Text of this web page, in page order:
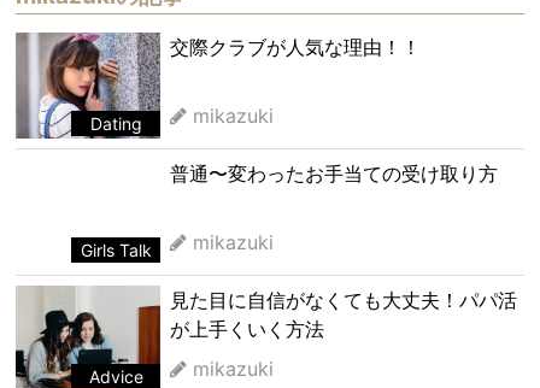
Dating
交際クラブが人気な理由！！
mikazuki
Girls Talk
普通〜変わったお手当ての受け取り方
mikazuki
Advice
見た目に自信がなくても大丈夫！パパ活
が上手くいく方法
mikazuki